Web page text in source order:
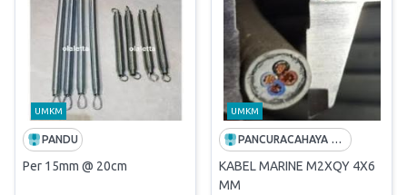
UMKM
PANDU
Per 15mm @ 20cm
UMKM
PANCURACAHAYA WAHYU
KABEL MARINE M2XQY 4X6
MM